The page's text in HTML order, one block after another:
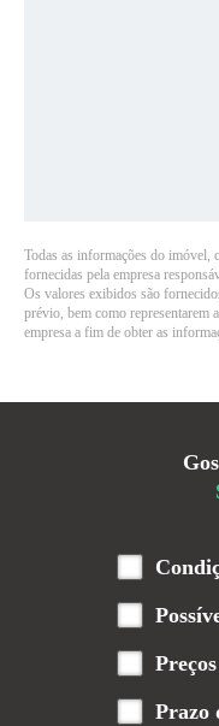
Todas as informações do imóvel,
fornecidas pela empresa
Os valores exibidos são
prévio, bem como representarem
empresa a fim de obter as
Prazo